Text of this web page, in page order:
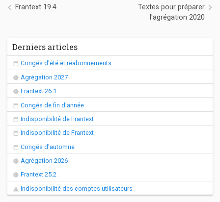
Navigation de l’article
Frantext 19.4
Textes pour préparer
l'agrégation 2020
Derniers articles
Congés d'été et réabonnements
Agrégation 2027
Frantext 26.1
Congés de fin d'année
Indisponibilité de Frantext
Indisponibilité de Frantext
Congés d'automne
Agrégation 2026
Frantext 25.2
Indisponibilité des comptes utilisateurs